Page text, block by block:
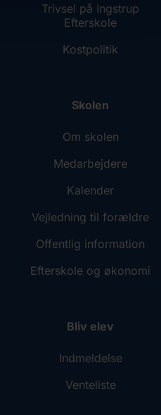
Trivsel på Ingstrup
Efterskole
Kostpolitik
Skolen
Om skolen
Medarbejdere
Kalender
Vejledning til forældre
Offentlig information
Efterskole og økonomi
Bliv elev
Indmeldelse
Venteliste